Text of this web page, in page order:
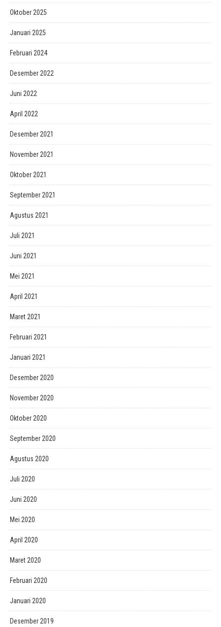
Oktober 2025
Januari 2025
Februari 2024
Desember 2022
Juni 2022
April 2022
Desember 2021
November 2021
Oktober 2021
September 2021
Agustus 2021
Juli 2021
Juni 2021
Mei 2021
April 2021
Maret 2021
Februari 2021
Januari 2021
Desember 2020
November 2020
Oktober 2020
September 2020
Agustus 2020
Juli 2020
Juni 2020
Mei 2020
April 2020
Maret 2020
Februari 2020
Januari 2020
Desember 2019